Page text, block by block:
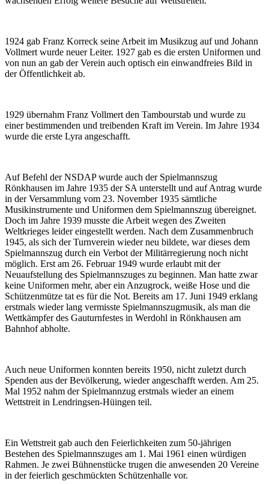
1924 gab Franz Korreck seine Arbeit im Musikzug auf und Johann
Vollmert wurde neuer Leiter. 1927 gab es die ersten Uniformen und
von nun an gab der Verein auch optisch ein einwandfreies Bild in
der Öffentlichkeit ab.
1929 übernahm Franz Vollmert den Tambourstab und wurde zu
einer bestimmenden und treibenden Kraft im Verein. Im Jahre 1934
wurde die erste Lyra angeschafft.
Auf Befehl der NSDAP wurde auch der Spielmannszug
Rönkhausen im Jahre 1935 der SA unterstellt und auf Antrag wurde
in der Versammlung vom 23. November 1935 sämtliche
Musikinstrumente und Uniformen dem Spielmannszug übereignet.
Doch im Jahre 1939 musste die Arbeit wegen des Zweiten
Weltkrieges leider eingestellt werden. Nach dem Zusammenbruch
1945, als sich der Turnverein wieder neu bildete, war dieses dem
Spielmannszug durch ein Verbot der Militärregierung noch nicht
möglich. Erst am 26. Februar 1949 wurde erlaubt mit der
Neuaufstellung des Spielmannszuges zu beginnen. Man hatte zwar
keine Uniformen mehr, aber ein Anzugrock, weiße Hose und die
Schützenmütze tat es für die Not. Bereits am 17. Juni 1949 erklang
erstmals wieder lang vermisste Spielmannszugmusik, als man die
Wettkämpfer des Gauturnfestes in Werdohl in Rönkhausen am
Bahnhof abholte.
Auch neue Uniformen konnten bereits 1950, nicht zuletzt durch
Spenden aus der Bevölkerung, wieder angeschafft werden. Am 25.
Mal 1952 nahm der Spielmannzug erstmals wieder an einem
Wettstreit in Lendringsen-Hüingen teil.
Ein Wettstreit gab auch den Feierlichkeiten zum 50-jährigen
Bestehen des Spielmannszuges am 1. Mai 1961 einen würdigen
Rahmen. Je zwei Bühnenstücke trugen die anwesenden 20 Vereine
in der feierlich geschmückten Schützenhalle vor.